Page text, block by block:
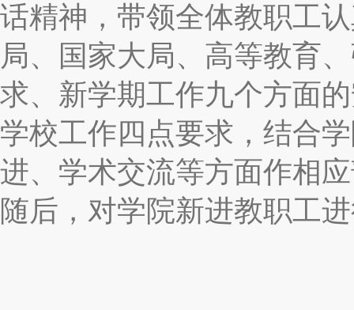
话精神，带领全体教职工
局、国家大局、高等教育
求、新学期工作九个方面
学校工作四点要求，结合
进、学术交流等方面作相
随后，对学院新进教职工